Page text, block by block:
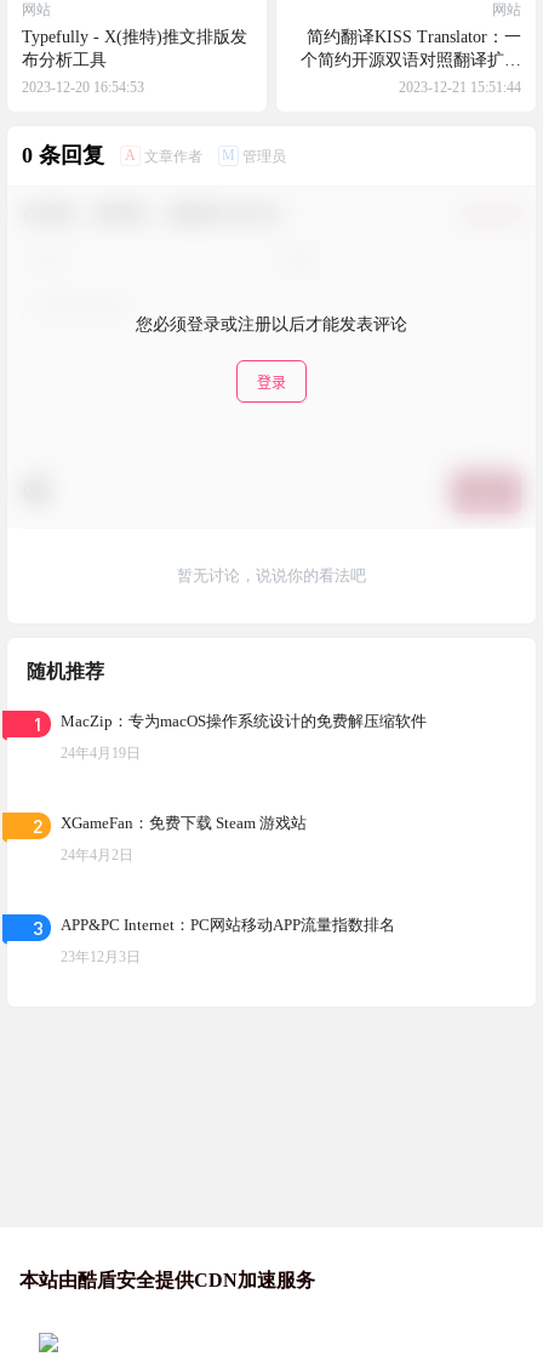
网站
Typefully - X(推特)推文排版发
布分析工具
2023-12-20 16:54:53
网站
简约翻译KISS Translator：一
个简约开源双语对照翻译扩展
& 油猴脚本，年度最佳双语翻
2023-12-21 15:51:44
0 条回复 A 文章作者 M 管理员
您必须登录或注册以后才能发表评论
登录
暂无讨论，说说你的看法吧
随机推荐
1 MacZip：专为macOS操作系统设计的免费解压缩软件
24年4月19日
2 XGameFan：免费下载 Steam 游戏站
24年4月2日
3 APP&PC Internet：PC网站移动APP流量指数排名
23年12月3日
本站由酷盾安全提供CDN加速服务